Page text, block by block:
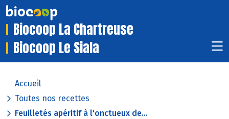
Biocoop La Chartreuse
Biocoop Le Siala
Accueil
Toutes nos recettes
Feuilletés apéritif à l'onctueux de...